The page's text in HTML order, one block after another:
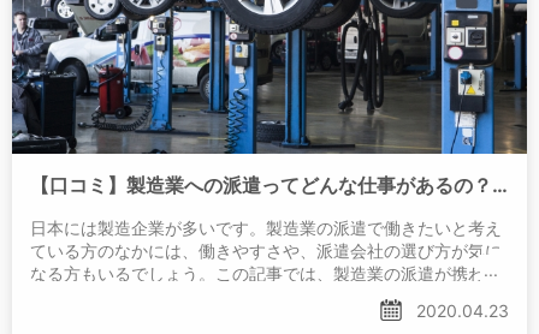
【口コミ】製造業への派遣ってどんな仕事があるの？働きやすさは？
日本には製造企業が多いです。製造業の派遣で働きたいと考え
ている方のなかには、働きやすさや、派遣会社の選び方が気に
なる方もいるでしょう。この記事では、製造業の派遣が携わる
仕事内容や特徴、派遣会社の選び方になどについて紹介
2020.04.23